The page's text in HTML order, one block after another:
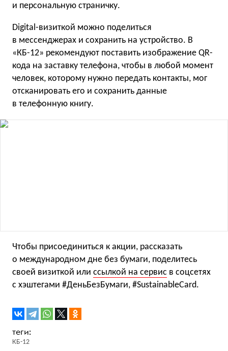
и персональную страничку.
Digital-визиткой можно поделиться
в мессенджерах и сохранить на устройство. В
«КБ-12» рекомендуют поставить изображение QR-
кода на заставку телефона, чтобы в любой момент
человек, которому нужно передать контакты, мог
отсканировать его и сохранить данные
в телефонную книгу.
Чтобы присоединиться к акции, рассказать
о международном дне без бумаги, поделитесь
своей визиткой или ссылкой на сервис в соцсетях
с хэштегами #ДеньБезБумаги, #SustainableCard.
КБ-12